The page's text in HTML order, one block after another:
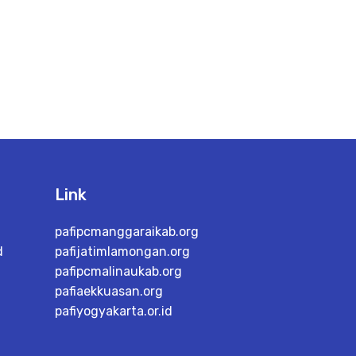
Link
pafipcmanggaraikab.org
pafijatimlamongan.org
pafipcmalinaukab.org
pafiaekkuasan.org
pafiyogyakarta.or.id